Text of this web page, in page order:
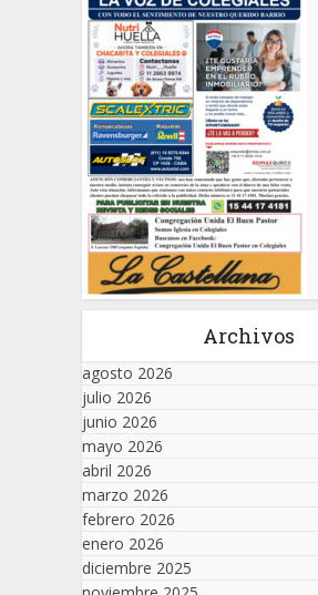
Archivos
agosto 2026
julio 2026
junio 2026
mayo 2026
abril 2026
marzo 2026
febrero 2026
enero 2026
diciembre 2025